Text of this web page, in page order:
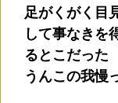
足がくがく目
して事なきを
るとこだった
うんこの我慢